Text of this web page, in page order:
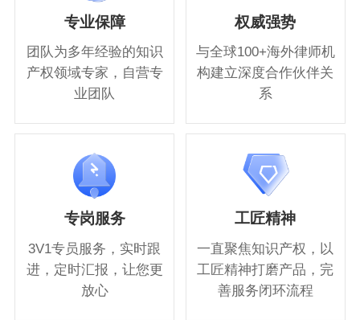
专业保障
团队为多年经验的知识
产权领域专家，自营专
业团队
权威强势
与全球100+海外律师机
构建立深度合作伙伴关
系
专岗服务
3V1专员服务，实时跟
进，定时汇报，让您更
放心
工匠精神
一直聚焦知识产权，以
工匠精神打磨产品，完
善服务闭环流程